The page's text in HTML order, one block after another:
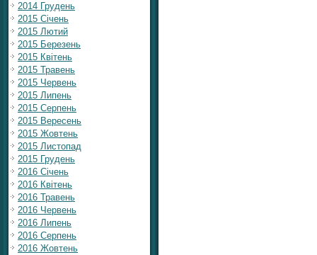
2014 Грудень
2015 Січень
2015 Лютий
2015 Березень
2015 Квітень
2015 Травень
2015 Червень
2015 Липень
2015 Серпень
2015 Вересень
2015 Жовтень
2015 Листопад
2015 Грудень
2016 Січень
2016 Квітень
2016 Травень
2016 Червень
2016 Липень
2016 Серпень
2016 Жовтень